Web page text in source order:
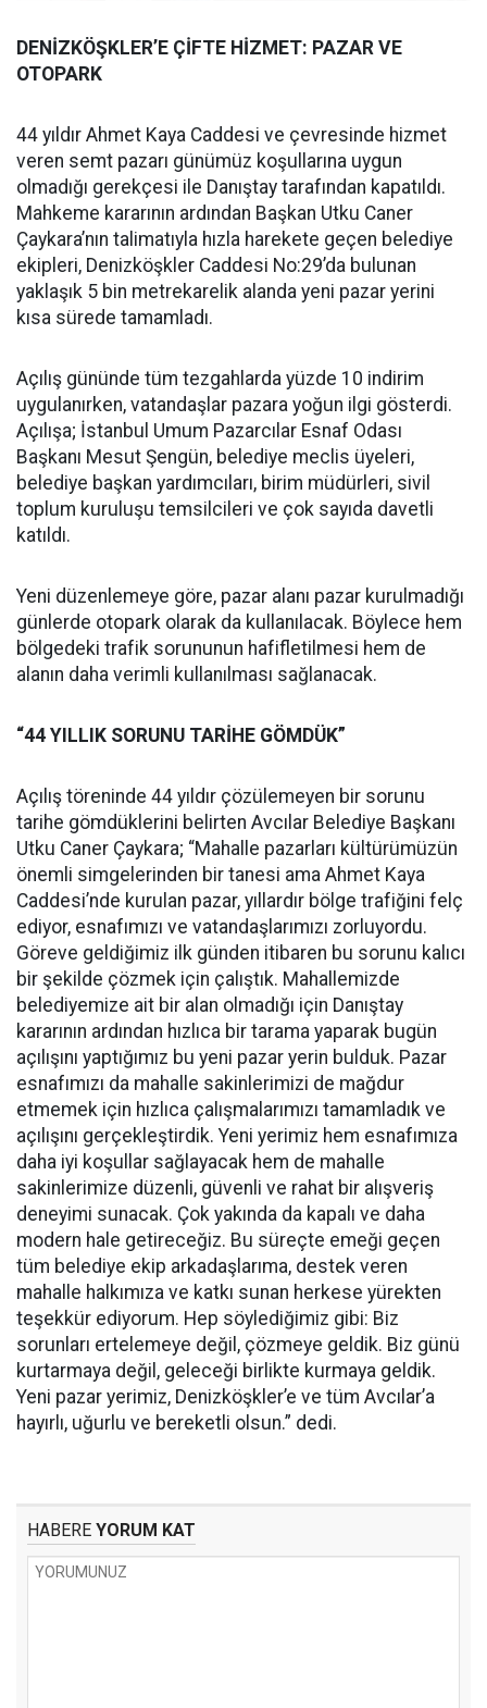
DENİZKÖŞKLER’E ÇİFTE HİZMET: PAZAR VE
OTOPARK
44 yıldır Ahmet Kaya Caddesi ve çevresinde hizmet
veren semt pazarı günümüz koşullarına uygun
olmadığı gerekçesi ile Danıştay tarafından kapatıldı.
Mahkeme kararının ardından Başkan Utku Caner
Çaykara’nın talimatıyla hızla harekete geçen belediye
ekipleri, Denizköşkler Caddesi No:29’da bulunan
yaklaşık 5 bin metrekarelik alanda yeni pazar yerini
kısa sürede tamamladı.
Açılış gününde tüm tezgahlarda yüzde 10 indirim
uygulanırken, vatandaşlar pazara yoğun ilgi gösterdi.
Açılışa; İstanbul Umum Pazarcılar Esnaf Odası
Başkanı Mesut Şengün, belediye meclis üyeleri,
belediye başkan yardımcıları, birim müdürleri, sivil
toplum kuruluşu temsilcileri ve çok sayıda davetli
katıldı.
Yeni düzenlemeye göre, pazar alanı pazar kurulmadığı
günlerde otopark olarak da kullanılacak. Böylece hem
bölgedeki trafik sorununun hafifletilmesi hem de
alanın daha verimli kullanılması sağlanacak.
“44 YILLIK SORUNU TARİHE GÖMDÜK”
Açılış töreninde 44 yıldır çözülemeyen bir sorunu
tarihe gömdüklerini belirten Avcılar Belediye Başkanı
Utku Caner Çaykara; “Mahalle pazarları kültürümüzün
önemli simgelerinden bir tanesi ama Ahmet Kaya
Caddesi’nde kurulan pazar, yıllardır bölge trafiğini felç
ediyor, esnafımızı ve vatandaşlarımızı zorluyordu.
Göreve geldiğimiz ilk günden itibaren bu sorunu kalıcı
bir şekilde çözmek için çalıştık. Mahallemizde
belediyemize ait bir alan olmadığı için Danıştay
kararının ardından hızlıca bir tarama yaparak bugün
açılışını yaptığımız bu yeni pazar yerin bulduk. Pazar
esnafımızı da mahalle sakinlerimizi de mağdur
etmemek için hızlıca çalışmalarımızı tamamladık ve
açılışını gerçekleştirdik. Yeni yerimiz hem esnafımıza
daha iyi koşullar sağlayacak hem de mahalle
sakinlerimize düzenli, güvenli ve rahat bir alışveriş
deneyimi sunacak. Çok yakında da kapalı ve daha
modern hale getireceğiz. Bu süreçte emeği geçen
tüm belediye ekip arkadaşlarıma, destek veren
mahalle halkımıza ve katkı sunan herkese yürekten
teşekkür ediyorum. Hep söylediğimiz gibi: Biz
sorunları ertelemeye değil, çözmeye geldik. Biz günü
kurtarmaya değil, geleceği birlikte kurmaya geldik.
Yeni pazar yerimiz, Denizköşkler’e ve tüm Avcılar’a
hayırlı, uğurlu ve bereketli olsun.” dedi.
HABERE YORUM KAT